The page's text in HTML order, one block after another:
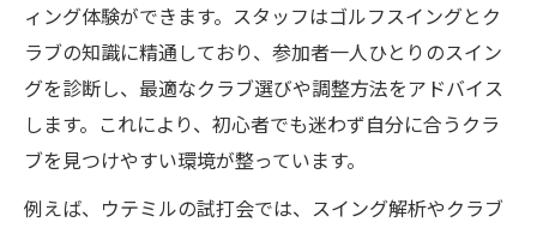
ィング体験ができます。スタッフはゴルフスイングとク
ラブの知識に精通しており、参加者一人ひとりのスイン
グを診断し、最適なクラブ選びや調整方法をアドバイス
します。これにより、初心者でも迷わず自分に合うクラ
ブを見つけやすい環境が整っています。
例えば、ウテミルの試打会では、スイング解析やクラブ